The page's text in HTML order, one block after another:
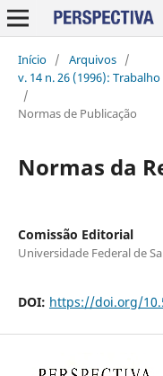
Início / Arquivos /
v. 14 n. 26 (1996):
/
Normas de Publicação
Normas da
Comissão Editorial
Universidade Federal de
DOI: https://doi.org/